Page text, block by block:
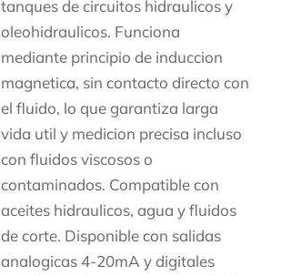
tanques de circuitos hidraulicos y
oleohidraulicos. Funciona
mediante principio de induccion
magnetica, sin contacto directo con
el fluido, lo que garantiza larga
vida util y medicion precisa incluso
con fluidos viscosos o
contaminados. Compatible con
aceites hidraulicos, agua y fluidos
de corte. Disponible con salidas
analogicas 4-20mA y digitales